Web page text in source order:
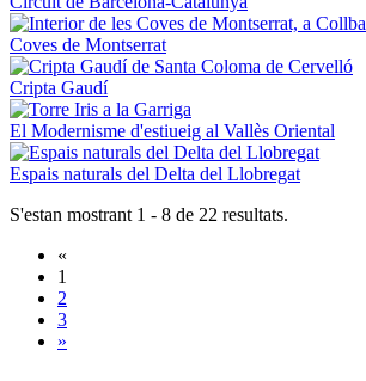
Coves de Montserrat
Cripta Gaudí
El Modernisme d'estiueig al Vallès Oriental
Espais naturals del Delta del Llobregat
S'estan mostrant 1 - 8 de 22 resultats.
«
1
2
3
»